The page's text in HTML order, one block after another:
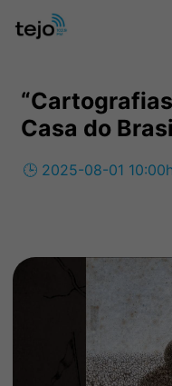
Casa do
🕒 2025-08-01 10:00h